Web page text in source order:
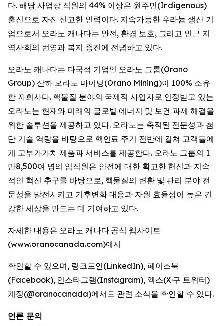
다. 해당 사업장 직원의 44% 이상은 원주민(Indigenous)
출신으로 자진 신고한 인력이다. 지속가능한 우라늄 생산 기
업으로서 오라노 캐나다는 안전, 환경 보호, 그리고 인근 지
역사회의 번영과 복지 증진에 전념하고 있다.
오라노 캐나다는 다국적 기업인 오라노 그룹(Orano
Group) 산하 오라노 마이닝(Orano Mining)이 100% 소유
한 자회사다. 핵물질 분야의 국제적 사업자로 인정받고 있는
오라노는 현재와 미래의 글로벌 에너지 및 보건 과제 해결을
위한 솔루션을 제공하고 있다. 오라노는 축적된 전문성과 첨
단 기술 역량을 바탕으로 핵연료 주기 전반에 걸쳐 고객들에
게 고부가가치 제품과 서비스를 제공한다. 오라노 그룹의 1
만8,500여 명의 임직원은 안전에 대한 확고한 헌신과 지속
적인 혁신 추구를 바탕으로, 핵물질의 변환 및 관리 분야 전
문성을 발전시키고 기후변화 대응과 자원 효율성이 높은 건
강한 세상을 만드는 데 기여하고 있다.
자세한 내용은 오라노 캐나다 공식 웹사이트
(www.oranocanada.com)에서
확인할 수 있으며, 링크드인(LinkedIn), 페이스북
(Facebook), 인스타그램(Instagram), 엑스(X·구 트위터)
계정(@oranocanada)에서도 관련 소식을 확인할 수 있다.
언론 문의